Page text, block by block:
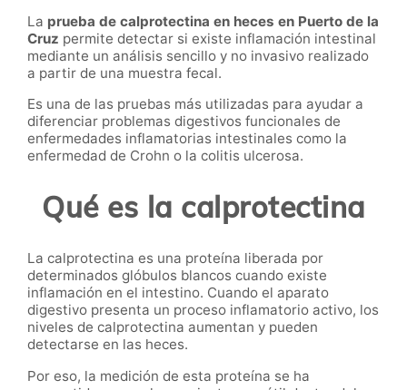
La prueba de calprotectina en heces en Puerto de la
Cruz permite detectar si existe inflamación intestinal
mediante un análisis sencillo y no invasivo realizado
a partir de una muestra fecal.
Es una de las pruebas más utilizadas para ayudar a
diferenciar problemas digestivos funcionales de
enfermedades inflamatorias intestinales como la
enfermedad de Crohn o la colitis ulcerosa.
Qué es la calprotectina
La calprotectina es una proteína liberada por
determinados glóbulos blancos cuando existe
inflamación en el intestino. Cuando el aparato
digestivo presenta un proceso inflamatorio activo, los
niveles de calprotectina aumentan y pueden
detectarse en las heces.
Por eso, la medición de esta proteína se ha